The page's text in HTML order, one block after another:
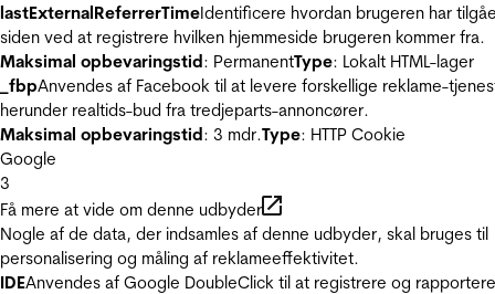
lastExternalReferrerTimeIdentificere hvordan brugeren har
siden ved at registrere hvilken hjemmeside brugeren kommer fra.
Maksimal opbevaringstid: PermanentType: Lokalt HTML-lager
_fbpAnvendes af Facebook til at levere forskellige reklame-
herunder realtids-bud fra tredjeparts-annoncører.
Maksimal opbevaringstid: 3 mdr.Type: HTTP Cookie
Google
3
Få mere at vide om denne udbyder
Nogle af de data, der indsamles af denne udbyder, skal bruges til
personalisering og måling af reklameeffektivitet.
IDEAnvendes af Google DoubleClick til at registrere og